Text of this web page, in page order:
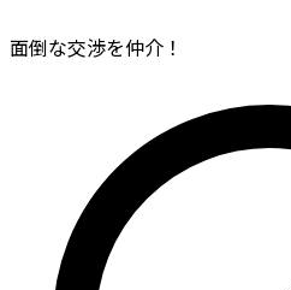
面倒な交渉を仲介！